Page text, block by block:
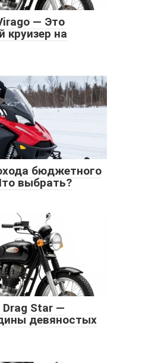
— Это
круизер на
бюджетного
выбрать?
Drag Star —
девяностых